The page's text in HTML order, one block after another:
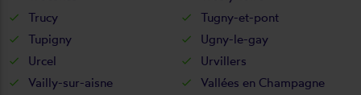
Trucy
Tugny-et-pont
Tupigny
Ugny-le-gay
Urcel
Urvillers
Vailly-sur-aisne
Vallées en Champagne